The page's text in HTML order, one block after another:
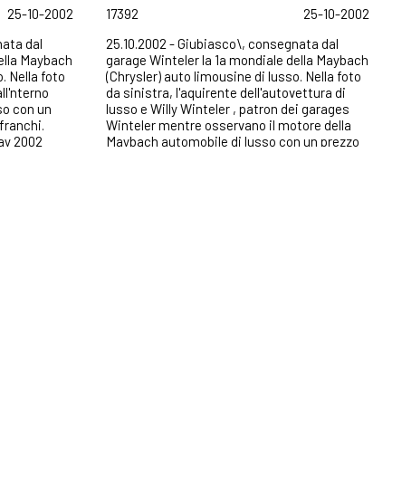
25-10-2002
dal
Maybach
Nella foto
con un
2002
17392
25-10-2002
25.10.2002 - Giubiasco\, consegnata dal
garage Winteler la 1a mondiale della Maybach
(Chrysler) auto limousine di lusso. Nella foto
da sinistra, l'aquirente dell'autovettura di
lusso e Willy Winteler , patron dei garages
Winteler mentre osservano il motore della
Maybach automobile di lusso con un prezzo